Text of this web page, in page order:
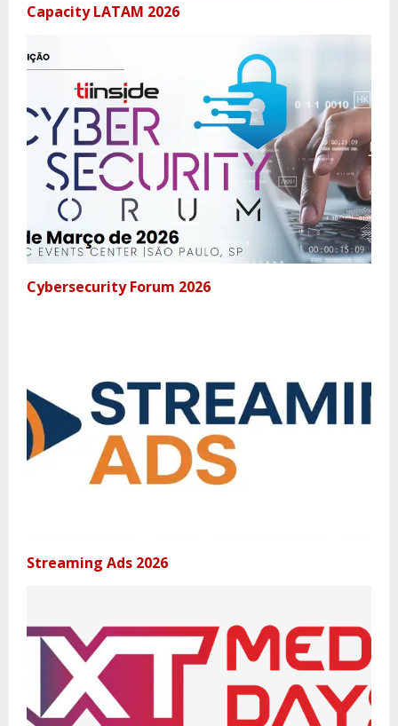
Capacity LATAM 2026
Cybersecurity Forum 2026
Streaming Ads 2026